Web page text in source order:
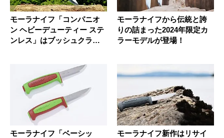
モーラナイフ「コンパニオ
ン ヘビーデューティー ステ
ンレス」はブッシュクラフ
モーラナイフから伝統と誇
りの詰まった2024年限定カ
ラーモデルが登場！
モーラナイフ「ベーシッ
モーラナイフ新作はリサイ